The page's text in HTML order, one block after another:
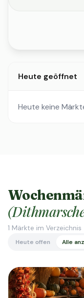
Heute geöffnet
Heute keine
1 Märkte im Verzeichnis
Heute offen Alle